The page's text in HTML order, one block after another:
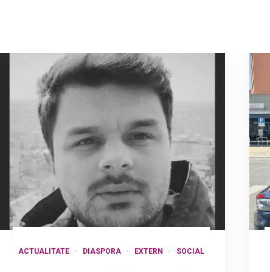
ACTUALITATE DIASPORA EXTERN SOCIAL